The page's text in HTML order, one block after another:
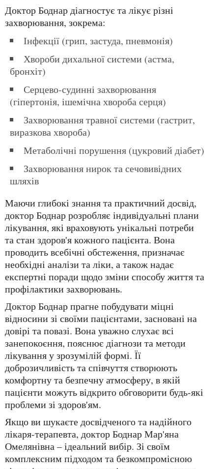
Доктор Боднар діагностує та лікує різні
захворювання, зокрема:
Інфекції (грип, застуда, пневмонія)
Хвороби дихальної системи (астма,
бронхіт)
Серцево-судинні захворювання
(гіпертонія, ішемічна хвороба серця)
Захворювання травної системи (гастрит,
виразкова хвороба)
Метаболічні порушення (цукровий діабет)
Захворювання нирок та сечовивідних
шляхів
Маючи глибокі знання та практичний досвід,
доктор Боднар розробляє індивідуальні плани
лікування, які враховують унікальні потреби
та стан здоров'я кожного пацієнта. Вона
проводить всебічні обстеження, призначає
необхідні аналізи та ліки, а також надає
експертні поради щодо зміни способу життя та
профілактики захворювань.
Доктор Боднар прагне побудувати міцні
відносини зі своїми пацієнтами, засновані на
довірі та повазі. Вона уважно слухає всі
занепокоєння, пояснює діагнози та методи
лікування у зрозумілій формі. Її
доброзичливість та співчуття створюють
комфортну та безпечну атмосферу, в якій
пацієнти можуть відкрито обговорити будь-які
проблеми зі здоров'ям.
Якщо ви шукаєте досвідченого та надійного
лікаря-терапевта, доктор Боднар Мар'яна
Омелянівна – ідеальний вибір. Зі своїм
комплексним підходом та безкомпромісною